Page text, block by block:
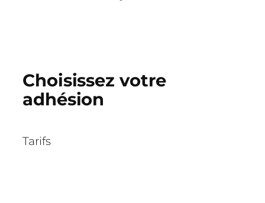
Choisissez votre
adhésion
Tarifs